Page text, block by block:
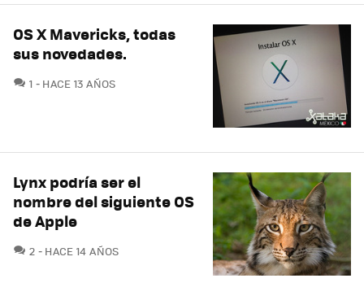
OS X Mavericks, todas
sus novedades.
1 COMENTARIOS
HACE 13 AÑOS
Lynx podría ser el
nombre del siguiente OS
de Apple
2 COMENTARIOS
HACE 14 AÑOS